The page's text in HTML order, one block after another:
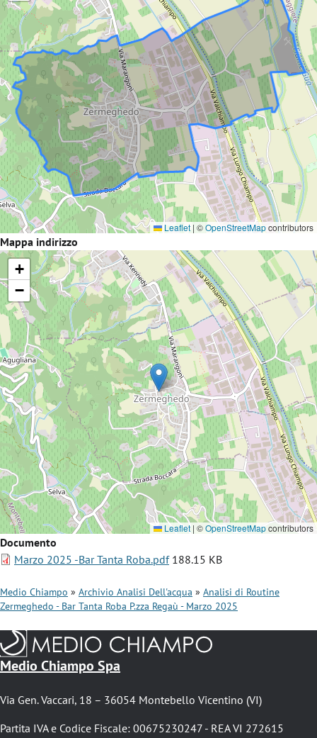
Leaflet | ©OpenStreetMapcontributors
Mappa indirizzo
+
−
Leaflet | ©OpenStreetMapcontributors
Documento
FileMarzo 2025 -Bar Tanta Roba.pdf 188.15 KB
B
r
i
i
Medio Chiampo Archivio Analisi Dell'acqua
Analisi di Routine
Zermeghedo - Bar Tanta Roba P.zza Regaù - Marzo 2025
Medio Chiampo Spa
Via Gen. Vaccari, 18 – 36054 Montebello Vicentino (VI)
Partita IVA e Codice Fiscale: 00675230247 - REA VI 272615